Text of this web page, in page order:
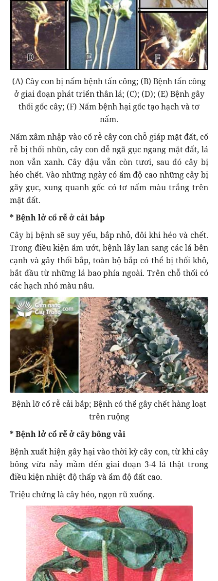
(A) Cây con bị nấm bệnh tấn công; (B) Bệnh tấn công
ở giai đoạn phát triển thân lá; (C); (D); (E) Bệnh gây
thối gốc cây; (F) Nấm bệnh hại gốc tạo hạch và tơ
nấm.
Nấm xâm nhập vào cổ rễ cây con chỗ giáp mặt đất, cổ
rễ bị thối nhũn, cây con dễ ngã gục ngang mặt đất, lá
non vẫn xanh. Cây đậu vẫn còn tươi, sau đó cây bị
héo chết. Vào những ngày có ẩm độ cao những cây bị
gãy gục, xung quanh gốc có tơ nấm màu trắng trên
mặt đất.
* Bệnh lở cổ rễ ở cải bắp
Cây bị bệnh sẽ suy yếu, bắp nhỏ, đôi khi héo và chết.
Trong điều kiện ẩm ướt, bệnh lây lan sang các lá bên
cạnh và gây thối bắp, toàn bộ bắp có thể bị thối khô,
bắt đầu từ những lá bao phía ngoài. Trên chỗ thối có
các hạch nhỏ màu nâu.
Bệnh lỡ cổ rễ cải bắp; Bệnh có thể gây chết hàng loạt
trên ruộng
* Bệnh lở cổ rễ ở cây bông vải
Bệnh xuất hiện gây hại vào thời kỳ cây con, từ khi cây
bông vừa nảy mầm đến giai đoạn 3-4 lá thật trong
điều kiện nhiệt độ thấp và ẩm độ đất cao.
Triệu chứng là cây héo, ngọn rũ xuống.